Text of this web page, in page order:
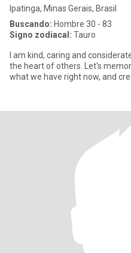
Ipatinga, Minas Gerais, Brasil
Buscando: Hombre 30 - 83
Signo zodiacal: Tauro
I am kind, caring and
the heart of others. Let's
what we have right now, and